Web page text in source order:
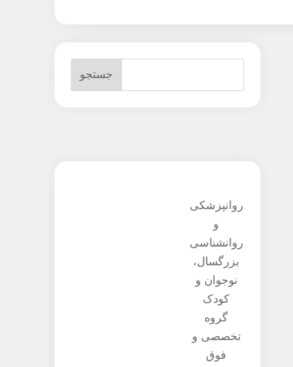
روانپزشکی
و
روانشناسی
بزرگسال،
نوجوان و
کودک
گروه
تخصصی و
فوق